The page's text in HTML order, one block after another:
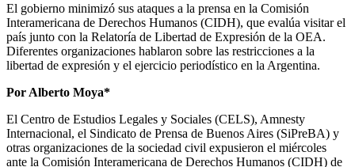
El gobierno minimizó sus ataques a la prensa en la Comisión
Interamericana de Derechos Humanos (CIDH), que evalúa visitar el
país junto con la Relatoría de Libertad de Expresión de la OEA.
Diferentes organizaciones hablaron sobre las restricciones a la
libertad de expresión y el ejercicio periodístico en la Argentina.
Por Alberto Moya*
El Centro de Estudios Legales y Sociales (CELS), Amnesty
Internacional, el Sindicato de Prensa de Buenos Aires (SiPreBA) y
otras organizaciones de la sociedad civil expusieron el miércoles
ante la Comisión Interamericana de Derechos Humanos (CIDH) de